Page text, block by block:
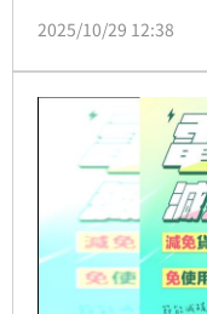
限至31日（星期五
監理機關服務櫃檯
2025/10/29 12:38